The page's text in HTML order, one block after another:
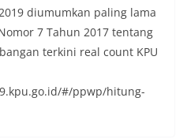
diumumkan paling lama
7 Tahun 2017 tentang
terkini real count KPU
#/ppwp/hitung-